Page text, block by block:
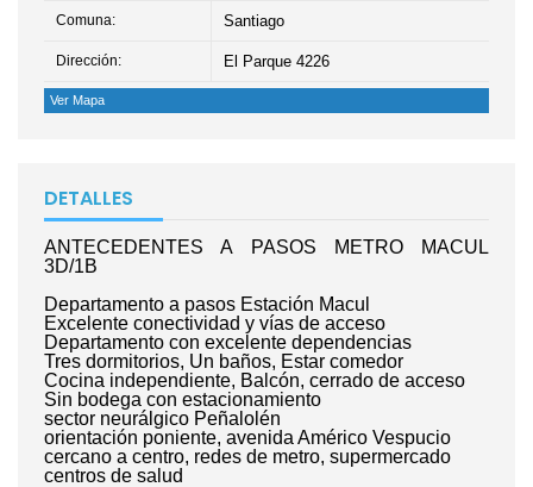
Comuna: Santiago
Dirección: El Parque 4226
Ver Mapa
DETALLES
ANTECEDENTES A PASOS METRO MACUL
3D/1B
Departamento a pasos Estación Macul
Excelente conectividad y vías de acceso
Departamento con excelente dependencias
Tres dormitorios, Un baños, Estar comedor
Cocina independiente, Balcón, cerrado de acceso
Sin bodega con estacionamiento
sector neurálgico Peñalolén
orientación poniente, avenida Américo Vespucio
cercano a centro, redes de metro, supermercado
centros de salud